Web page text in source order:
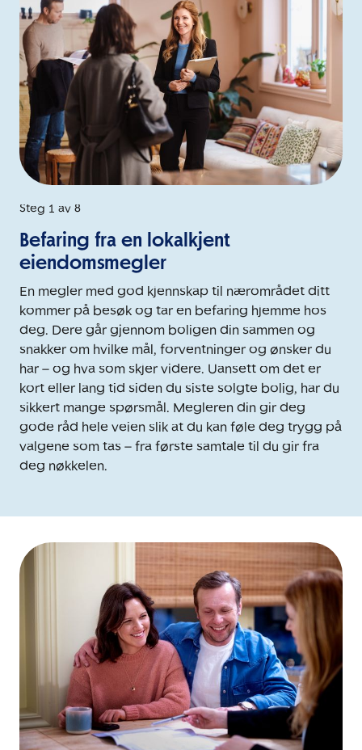
Steg 1 av 8
Befaring fra en lokalkjent
eiendomsmegler
En megler med god kjennskap til nærområdet ditt
kommer på besøk og tar en befaring hjemme hos
deg. Dere går gjennom boligen din sammen og
snakker om hvilke mål, forventninger og ønsker du
har – og hva som skjer videre. Uansett om det er
kort eller lang tid siden du siste solgte bolig, har du
sikkert mange spørsmål. Megleren din gir deg
gode råd hele veien slik at du kan føle deg trygg på
valgene som tas – fra første samtale til du gir fra
deg nøkkelen.